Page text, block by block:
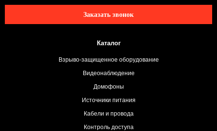
Заказать звонок
Каталог
Взрыво-защищенное оборудование
Видеонаблюдение
Домофоны
Источники питания
Кабели и провода
Контроль доступа